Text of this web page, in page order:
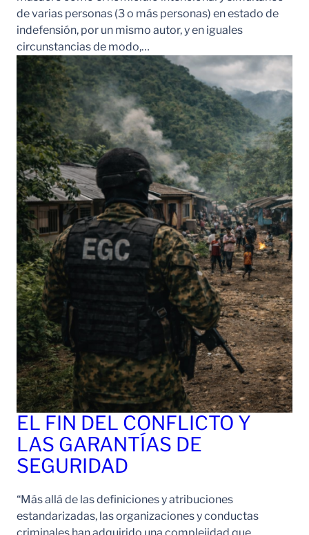
de varias personas (3 o más personas) en estado de
indefensión, por un mismo autor, y en iguales
circunstancias de modo,…
EL FIN DEL CONFLICTO Y
LAS GARANTÍAS DE
SEGURIDAD
“Más allá de las definiciones y atribuciones
estandarizadas, las organizaciones y conductas